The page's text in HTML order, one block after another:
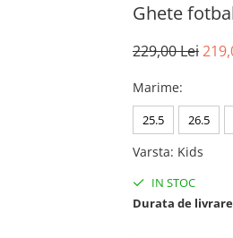
Ghete
229,00 Lei
Marime:
25.5 26.5
Varsta: Kids
IN STOC
Durata de